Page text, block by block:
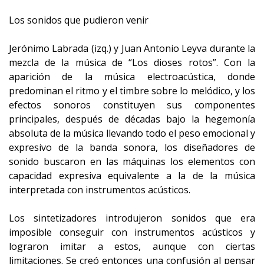
Los sonidos que pudieron venir
Jerónimo Labrada (izq.) y Juan Antonio Leyva durante la
mezcla de la música de “Los dioses rotos”. Con la
aparición de la música electroacústica, donde
predominan el ritmo y el timbre sobre lo melódico, y los
efectos sonoros constituyen sus componentes
principales, después de décadas bajo la hegemonía
absoluta de la música llevando todo el peso emocional y
expresivo de la banda sonora, los diseñadores de
sonido buscaron en las máquinas los elementos con
capacidad expresiva equivalente a la de la música
interpretada con instrumentos acústicos.
Los sintetizadores introdujeron sonidos que era
imposible conseguir con instrumentos acústicos y
lograron imitar a estos, aunque con ciertas
limitaciones. Se creó entonces una confusión al pensar